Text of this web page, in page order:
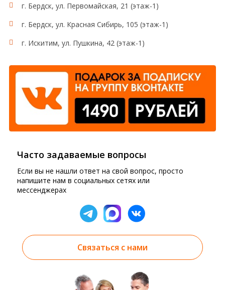
г. Бердск, ул. Первомайская, 21 (этаж-1)
г. Бердск, ул. Красная Сибирь, 105 (этаж-1)
г. Искитим, ул. Пушкина, 42 (этаж-1)
Часто задаваемые вопросы
Если вы не нашли ответ на свой вопрос, просто
напишите нам в социальных сетях или
мессенджерах
Связаться с нами